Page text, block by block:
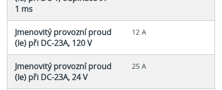
1 ms
Jmenovitý provozní proud
(Ie) při DC-23A, 120 V
12 A
Jmenovitý provozní proud
(Ie) při DC-23A, 24 V
25 A